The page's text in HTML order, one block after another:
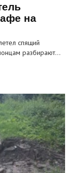
на
спящий
разбирают…